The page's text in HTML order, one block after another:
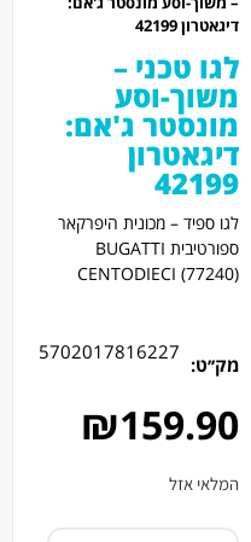
דיגאטרון 42199
לגו טכני –
משוך-וסע
מונסטר ג'אם:
דיגאטרון
42199
לגו ספיד – מכונית היפרקאר
ספורטיבית BUGATTI
CENTODIECI (77240)
מק׳׳ט:
5702017816227
₪159.90
המלאי אזל